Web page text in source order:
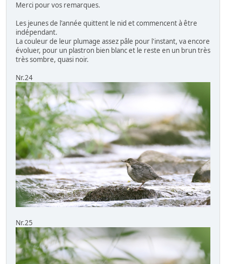
Merci pour vos remarques.
Les jeunes de l'année quittent le nid et commencent à être
indépendant.
La couleur de leur plumage assez pâle pour l'instant, va encore
évoluer, pour un plastron bien blanc et le reste en un brun très
très sombre, quasi noir.
Nr.24
Nr.25